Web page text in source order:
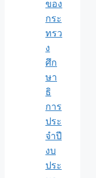
ของ
กระ
ทรว
ง
ศึก
ษา
ธิ
การ
ประ
จำปี
งบ
ประ